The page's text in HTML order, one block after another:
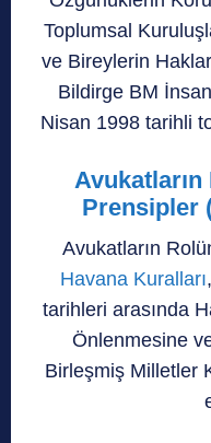
Toplumsal
ve Bireylerin
Bildirge BM
Nisan 1998 tarihli
Prensipler
Avukatların
Havana Kuralları
tarihleri arasında
Önlenmesine
Birleşmiş Milletler